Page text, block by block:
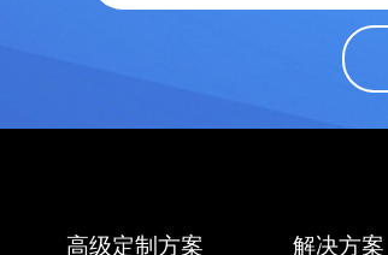
高级定制方案 解决方案